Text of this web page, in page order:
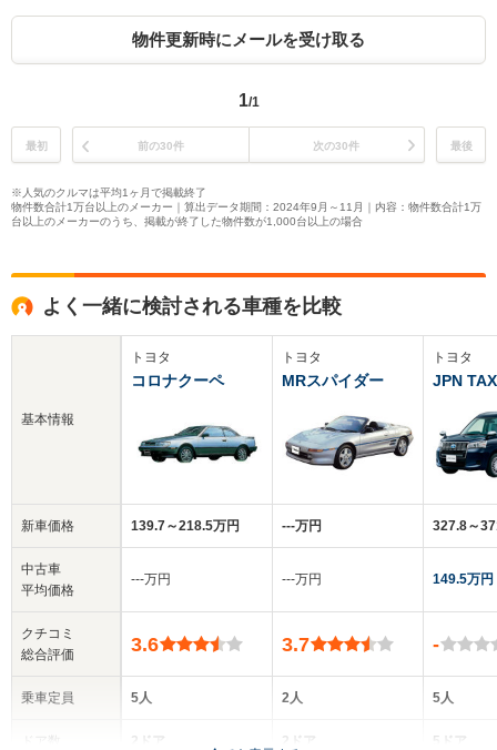
Bluetooth 障害物セ物件更新時にメールを受け取る
1/1
最初 前の30件 次の30件 最後
※人気のクルマは平均1ヶ月で掲載終了
物件数合計1万台以上のメーカー｜算出データ期間：2024年9月～11月｜内容：物件数合計1万
台以上のメーカーのうち、掲載が終了した物件数が1,000台以上の場合
よく一緒に検討される車種を比較
基本情報
新車価格
中古車
平均価格
クチコミ
総合評価
乗車定員
トヨタ
コロナクーペ
139.7～218.5万円
‐‐‐万円
3.6
5人
2ドア
トヨタ
MRスパイダー
‐‐‐万円
‐‐‐万円
3.7
2人
2ドア
トヨタ
JPN
327.8～
149.5万円
-
5人
5ドア